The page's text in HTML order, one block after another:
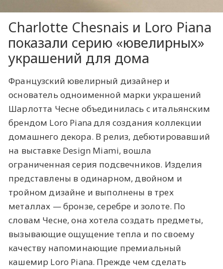
Charlotte Chesnais и Loro Piana
показали серию «ювелирных»
украшений для дома
Французский ювелирный дизайнер и
основатель одноименной марки украшений
Шарлотта Чесне объединилась с итальянским
брендом Loro Piana для создания коллекции
домашнего декора. В релиз, дебютировавший
на выставке Design Miami, вошла
ограниченная серия подсвечников. Изделия
представлены в одинарном, двойном и
тройном дизайне и выполнены в трех
металлах — бронзе, серебре и золоте. По
словам Чесне, она хотела создать предметы,
вызывающие ощущение тепла и по своему
качеству напоминающие премиальный
кашемир Loro Piana. Прежде чем сделать